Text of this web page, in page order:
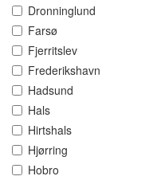
Dronninglund
Farsø
Fjerritslev
Frederikshavn
Hadsund
Hals
Hirtshals
Hjørring
Hobro